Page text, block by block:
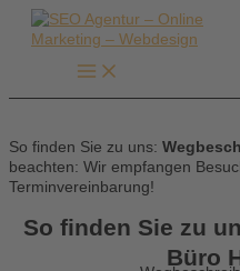
Zum
Inhalt
So finden Sie zu uns:
beachten: Wir empfangen
Terminvereinbarung!
So finden Sie zu
Büro